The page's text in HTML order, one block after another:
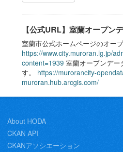
【公式URL】室蘭オープン
室蘭市公式ホームページのオー
https://www.city.muroran.lg.jp/
content=1939 室蘭オープンデー
す。 https://murorancity-
muroran.hub.arcgis.com/
About HODA
CKAN API
CKANアソシエーション